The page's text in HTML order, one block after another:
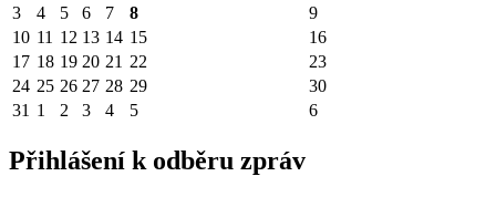
3
4 5 6 7 8
9
10 11 12 13 14 15
16
17 18 19 20 21 22
23
24 25 26 27 28 29
30
31 1 2 3 4 5 6
Přihlášení k odběru zpráv